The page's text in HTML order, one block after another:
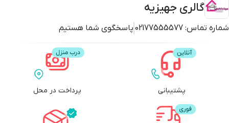
گالری جهیزیه
شماره تماس: 02177555577 پاسخگوی شما هستیم
پشتیبانی پرداخت در محل